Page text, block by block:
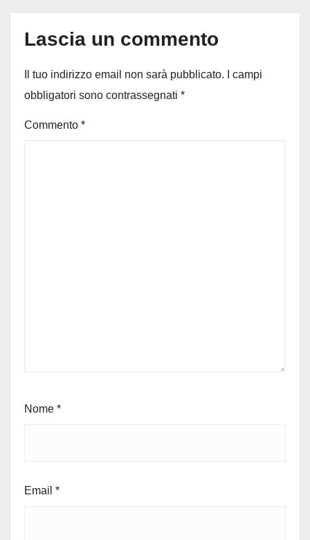
Lascia un commento
Il tuo indirizzo email non sarà pubblicato.
I campi
obbligatori sono contrassegnati *
Commento *
Nome *
Email *